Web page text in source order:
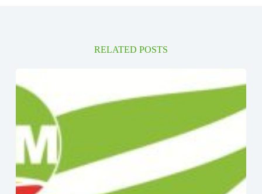
RELATED POSTS